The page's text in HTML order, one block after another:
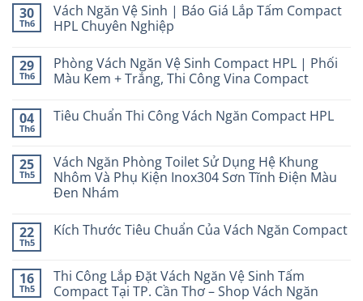
30
Th6
Vách Ngăn Vệ Sinh | Báo Giá Lắp Tấm Compact
HPL Chuyên Nghiệp
29
Th6
Phòng Vách Ngăn Vệ Sinh Compact HPL | Phối
Màu Kem + Trắng, Thi Công Vina Compact
04
Th6
Tiêu Chuẩn Thi Công Vách Ngăn Compact HPL
25
Th5
Vách Ngăn Phòng Toilet Sử Dụng Hệ Khung
Nhôm Và Phụ Kiện Inox304 Sơn Tĩnh Điện Màu
Đen Nhám
22
Th5
Kích Thước Tiêu Chuẩn Của Vách Ngăn Compact
16
Th5
Thi Công Lắp Đặt Vách Ngăn Vệ Sinh Tấm
Compact Tại TP. Cần Thơ – Shop Vách Ngăn